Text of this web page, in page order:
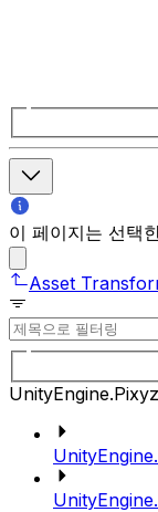
이 페이지는 선택
Asset
UnityEngine.Pixyz